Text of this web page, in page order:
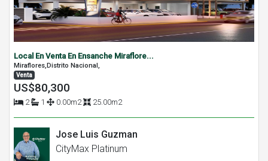
Local En Venta En Ensanche Miraflore...
Miraflores,Distrito Nacional,
Venta
US$80,300
2 1 0.00m2 25.00m2
Jose Luis Guzman
CityMax Platinum